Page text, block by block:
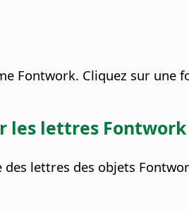
Fontwork. Cliquez sur une
les lettres Fontwork
lettres des objets